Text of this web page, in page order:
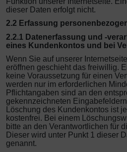
dieser Daten erfolgt nicht.
2.2 Erfassung
2.2.1 Datenerfassung und -
eines Kundenkontos und bei
Wenn Sie auf unserer
eröffnen geschieht das freiwillig.
keine Voraussetzung für einen
werden nur im erforderlichen
Pflichtangaben sind an den
gekennzeichneten
Löschung des Kundenkontos ist
kostenfrei. Bei einem
bitte an den Verantwortlichen für
Dieser wird unter Punkt 1 dieser
genannt.